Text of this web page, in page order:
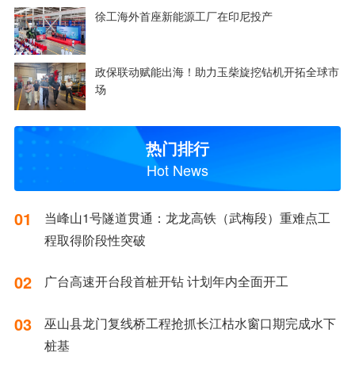
徐工海外首座新能源工厂在印尼投产
政保联动赋能出海！助力玉柴旋挖钻机开拓全球市
场
热门排行
Hot News
01
当峰山1号隧道贯通：龙龙高铁（武梅段）重难点工
程取得阶段性突破
02 广台高速开台段首桩开钻 计划年内全面开工
03
巫山县龙门复线桥工程抢抓长江枯水窗口期完成水下
桩基